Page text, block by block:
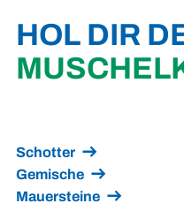
HOL DIR
Schotter
Gemische
Mauersteine